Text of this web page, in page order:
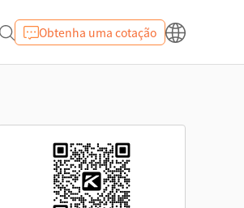
Obtenha uma cotação